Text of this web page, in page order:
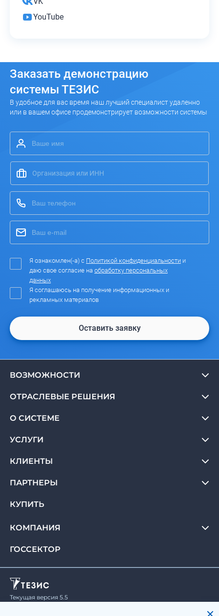
YouTube
Заказать демонстрацию
системы ТЕЗИС
В удобное для вас время наш лучший специалист удаленно
или в вашем офисе продемонстрирует возможности системы
Я ознакомлен(-а) с Политикой конфиденциальности и
даю свое согласие на обработку персональных
данных
Я соглашаюсь на получение информационных и
рекламных материалов
Оставить заявку
ВОЗМОЖНОСТИ
ОТРАСЛЕВЫЕ РЕШЕНИЯ
О СИСТЕМЕ
УСЛУГИ
КЛИЕНТЫ
ПАРТНЕРЫ
КУПИТЬ
КОМПАНИЯ
ГОССЕКТОР
Текущая версия 5.5